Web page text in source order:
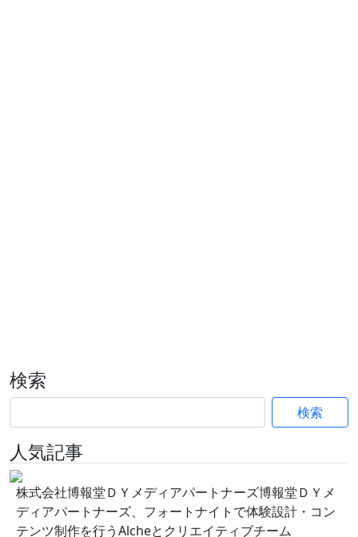
検索
検索
人気記事
株式会社博報堂ＤＹメディアパートナーズ博報堂ＤＹメ
ディアパートナーズ、フォートナイトで体験設計・コン
テンツ制作を行うAlcheとクリエイティブチーム